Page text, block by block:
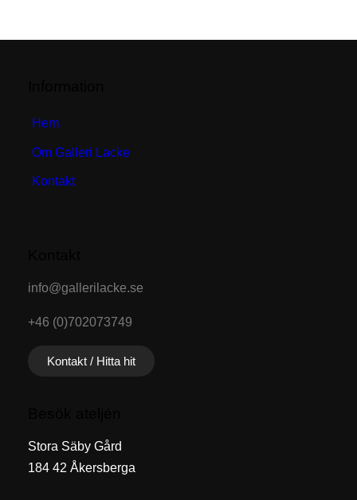
Hem
Om Galleri Lacke
Kontakt
info@gallerilacke.se
+46 (0)702073749
Kontakt / Hitta hit
Stora Säby Gård
184 42 Åkersberga